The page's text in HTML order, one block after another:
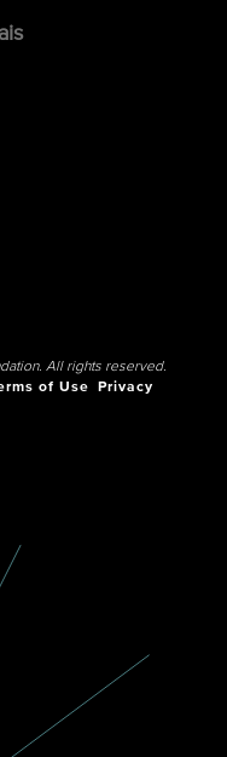
All rights reserved.
of Use
Privacy